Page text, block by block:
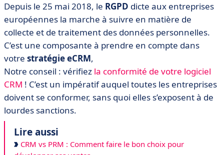
Depuis le 25 mai 2018, le RGPD dicte aux entreprises
européennes la marche à suivre en matière de
collecte et de traitement des données personnelles.
C’est une composante à prendre en compte dans
votre stratégie eCRM,
Notre conseil : vérifiez la conformité de votre logiciel
CRM ! C’est un impératif auquel toutes les entreprises
doivent se conformer, sans quoi elles s’exposent à de
lourdes sanctions.
Lire aussi
CRM vs PRM : Comment faire le bon choix pour